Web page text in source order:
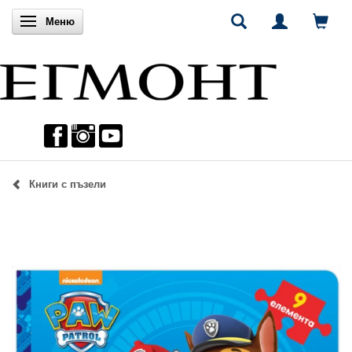
Включи навигацията
Меню
Книги с пъзели